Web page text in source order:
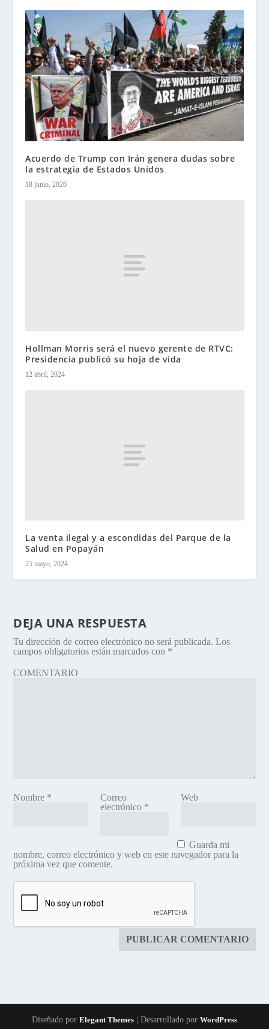
Acuerdo de Trump con Irán genera dudas sobre
la estrategia de Estados Unidos
18 junio, 2026
Hollman Morris será el nuevo gerente de RTVC:
Presidencia publicó su hoja de vida
12 abril, 2024
La venta ilegal y a escondidas del Parque de la
Salud en Popayán
25 mayo, 2024
DEJA UNA RESPUESTA
Tu dirección de correo electrónico no será publicada. Los
campos obligatorios están marcados con *
COMENTARIO
Nombre *
Correo
electrónico *
Web
Guarda mi
nombre, correo electrónico y web en este navegador para la
próxima vez que comente.
Diseñado por Elegant Themes | Desarrollado por WordPress